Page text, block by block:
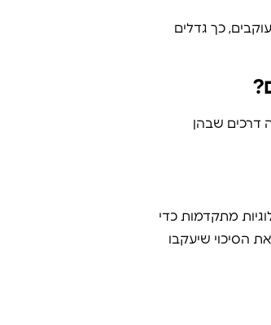
כך גדלים
דרכים שבהן
מתקדמות כדי
הסיכוי שיעקבו